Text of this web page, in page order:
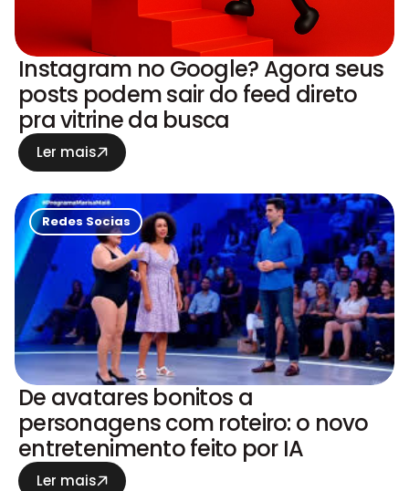
Instagram no Google? Agora seus
posts podem sair do feed direto
pra vitrine da busca
Ler mais
Redes Socias
De avatares bonitos a
personagens com roteiro: o novo
entretenimento feito por IA
Ler mais